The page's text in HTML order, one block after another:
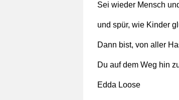
Sei wieder Mensch
und spür, wie Kinder
Dann bist, von aller
Du auf dem Weg hin
Edda Loose